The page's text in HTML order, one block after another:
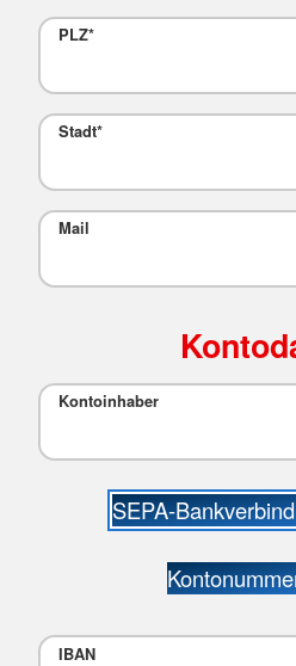
PLZ*
Stadt*
Mail
Kontoinhaber
SEPA-
IBAN